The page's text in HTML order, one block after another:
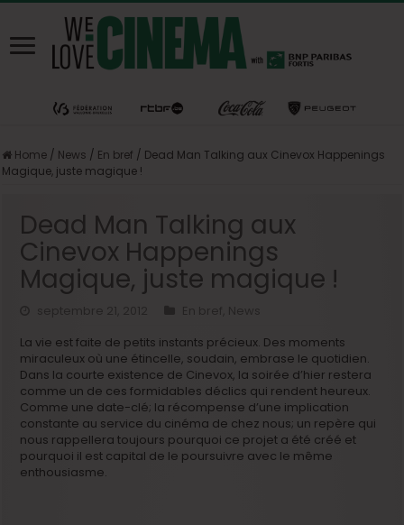
Home / News / En bref / Dead Man Talking aux Cinevox Happenings
Magique, juste magique !
Dead Man Talking aux
Cinevox Happenings
Magique, juste magique !
La vie est faite de petits instants précieux. Des moments
miraculeux où une étincelle, soudain, embrase le quotidien.
Dans la courte existence de Cinevox, la soirée d’hier restera
comme un de ces formidables déclics qui rendent heureux.
Comme une date-clé; la récompense d’une implication
constante au service du cinéma de chez nous; un repère qui
nous rappellera toujours pourquoi ce projet a été créé et
pourquoi il est capital de le poursuivre avec le même
enthousiasme.